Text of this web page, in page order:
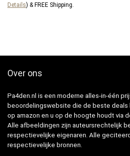
Details) & FREE Shipping
Over ons
Pa4den.nl is een moderne alles-in-één
beoordelingswebsite die de beste deals
op amazon en u op de hoogte houdt via
Alle afbeeldingen zijn auteursrechtelijk
respectievelijke eigenaren. Alle
respectievelijke bronnen.